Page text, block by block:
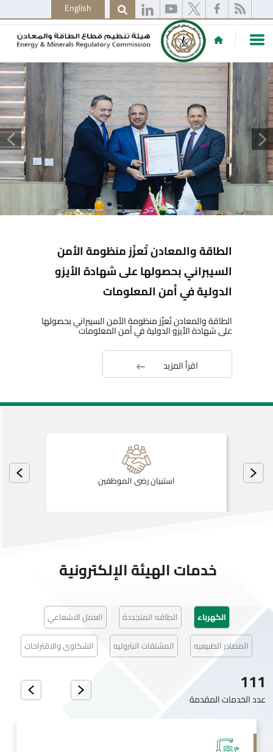
English
الطاقة والمعادن تُعزّز منظومة الأمن
السيبراني بحصولها على شهادة الأيزو
الدولية في أمن المعلومات
الطاقة والمعادن تُعزّز منظومة الأمن السيبراني بحصولها
على شهادة الأيزو الدولية في أمن المعلومات
اقرأ المزيد
استبيان رضى الموظفين
خدمات الهيئة الإلكترونية
الكهرباء الطاقه المتجددة
العمل الاشعاعي
المصادر الطبيعيه
المشتقات البتروليه الشكاوى والاقتراحات
111
عدد الخدمات المقدمة